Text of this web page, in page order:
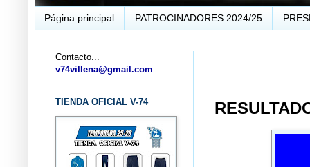
Página principal PATROCINADORES 2024/25
Contacto...
v74villena@gmail.com
TIENDA OFICIAL V-74